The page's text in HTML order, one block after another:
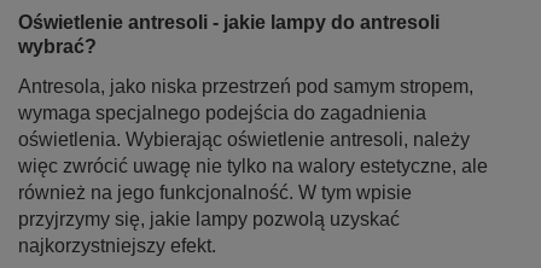
Oświetlenie antresoli - jakie lampy do antresoli
wybrać?
Antresola, jako niska przestrzeń pod samym stropem,
wymaga specjalnego podejścia do zagadnienia
oświetlenia. Wybierając oświetlenie antresoli, należy
więc zwrócić uwagę nie tylko na walory estetyczne, ale
również na jego funkcjonalność. W tym wpisie
przyjrzymy się, jakie lampy pozwolą uzyskać
najkorzystniejszy efekt.